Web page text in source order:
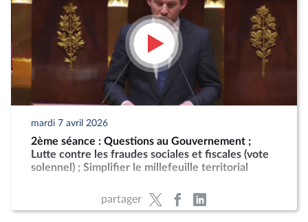
mardi 7 avril 2026
2ème séance : Questions au Gouvernement ;
Lutte contre les fraudes sociales et fiscales (vote
solennel) ; Simplifier le millefeuille territorial
partager